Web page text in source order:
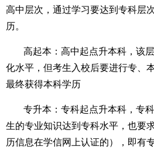
高中层次，通过学习要达到专科层
历。
高起本：高中起点升本科，该
化水平，但考生入校后要进行专、
最终获得本科学历
专升本：专科起点升本科，专
生的专业知识达到专科水平，也要
历信息在学信网上认证的），即有